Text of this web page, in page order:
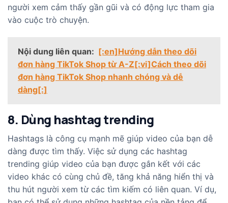
người xem cảm thấy gần gũi và có động lực tham gia
vào cuộc trò chuyện.
Nội dung liên quan: [:en]Hướng dẫn theo dõi
đơn hàng TikTok Shop từ A-Z[:vi]Cách theo dõi
đơn hàng TikTok Shop nhanh chóng và dễ
dàng[:]
8. Dùng hashtag trending
Hashtags là công cụ mạnh mẽ giúp video của bạn dễ
dàng được tìm thấy. Việc sử dụng các hashtag
trending giúp video của bạn được gắn kết với các
video khác có cùng chủ đề, tăng khả năng hiển thị và
thu hút người xem từ các tìm kiếm có liên quan. Ví dụ,